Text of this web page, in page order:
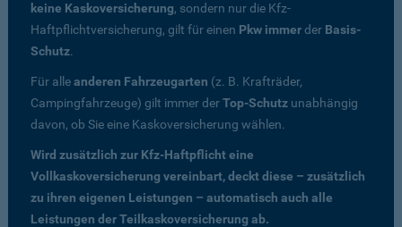
keine Kaskoversicherung, sondern nur die Kfz-
Haftpflichtversicherung, gilt für einen Pkw immerder Basis-
Schutz.
Für alleanderen Fahrzeugarten (z. B. Krafträder,
Campingfahrzeuge) gilt immer derTop-Schutz unabhängig
davon, ob Sie eine Kaskoversicherung wählen.
Wird zusätzlich zur Kfz-Haftpflicht eine
Vollkaskoversicherung vereinbart, deckt diese – zusätzlich
zu ihren eigenen Leistungen – automatisch auch alle
Leistungen der Teilkaskoversicherung ab.